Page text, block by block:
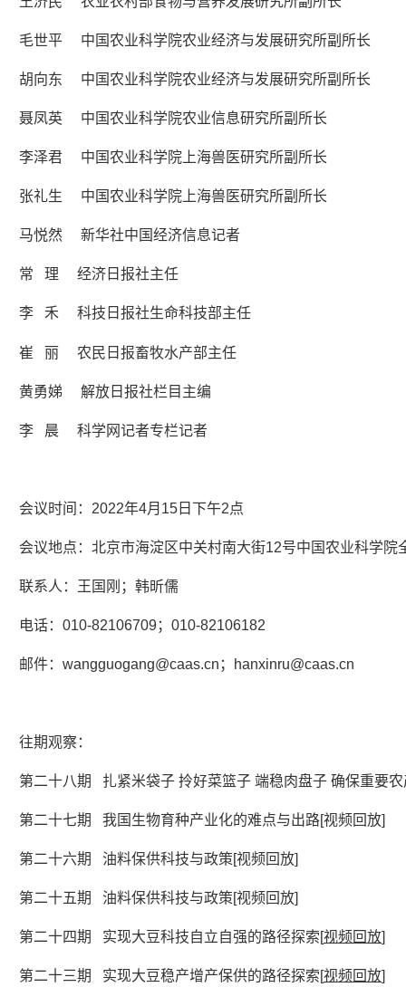
毛世平 中国农业科学院农业经济与发展研究所副所长
胡向东 中国农业科学院农业经济与发展研究所副所长
聂凤英 中国农业科学院农业信息研究所副所长
李泽君 中国农业科学院上海兽医研究所副所长
张礼生 中国农业科学院上海兽医研究所副所长
马悦然 新华社中国经济信息记者
常 理 经济日报社主任
李 禾 科技日报社生命科技部主任
崔 丽 农民日报畜牧水产部主任
黄勇娣 解放日报社栏目主编
李 晨 科学网记者专栏记者
会议时间：2022年4月15日下午2点
会议地点：北京市海淀区中关村南大街12号中国农业科学
联系人：王国刚；韩昕儒
电话：010-82106709；010-82106182
邮件：wangguogang@caas.cn；hanxinru@caas.cn
往期观察：
第二十八期 扎紧米袋子 拎好菜篮子 端稳肉盘子 确保重要
第二十七期 我国生物育种产业化的难点与出路[视频回放]
第二十六期 油料保供科技与政策[视频回放]
第二十五期 油料保供科技与政策[视频回放]
第二十四期 实现大豆科技自立自强的路径探索[视频回放]
第二十三期 实现大豆稳产增产保供的路径探索[视频回放]